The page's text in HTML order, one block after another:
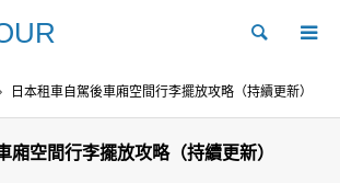
Search
日本租車自駕後車廂空間行李擺放攻略（持續更新）
廂空間行李擺放攻略（持續更新）